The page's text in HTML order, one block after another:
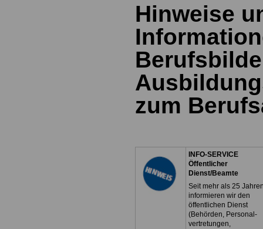
Hinweise
zum
INFO-SERVICE
Öffentlicher
Dienst/Beamte
Seit mehr als 25
informieren wir den
öffentlichen Dienst
(Behörden, Personal-
vertretungen,